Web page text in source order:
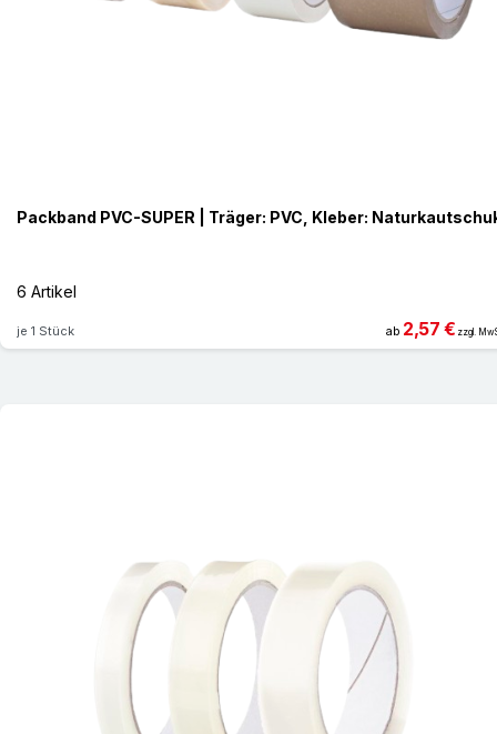
Packband PVC-SUPER | Träger: PVC, Kleber:
6 Artikel
je 1 Stück ab 2,57 € zzgl.